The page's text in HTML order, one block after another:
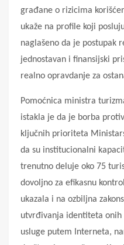
građane o rizicima
ukaže na profile koji
naglašeno da je postupak
jednostavan i finansijski
realno opravdanje za
Pomoćnica ministra
istakla je da je borba
ključnih prioriteta
da su institucionalni
trenutno deluje oko 75
dovoljno za efikasnu
ukazala i na ozbiljna
utvrđivanja identiteta onih
usluge putem Interneta,